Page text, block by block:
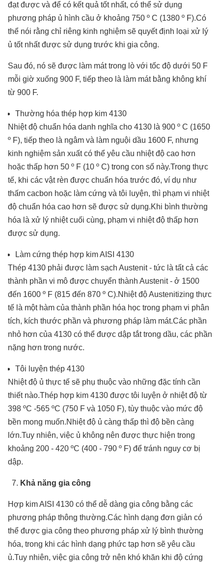
đạt được và để có kết quả tốt nhất, có thể sử dụng
phương pháp ủ hình cầu ở khoảng 750 º C (1380 º F).Có
thể nói rằng chỉ riêng kinh nghiệm sẽ quyết định loại xử lý
ủ tốt nhất được sử dụng trước khi gia công.
Sau đó, nó sẽ được làm mát trong lò với tốc độ dưới 50 F
mỗi giờ xuống 900 F, tiếp theo là làm mát bằng không khí
từ 900 F.
Thường hóa thép hợp kim 4130
Nhiệt độ chuẩn hóa danh nghĩa cho 4130 là 900 º C (1650
º F), tiếp theo là ngâm và làm nguội dầu 1600 F, nhưng
kinh nghiệm sản xuất có thể yêu cầu nhiệt độ cao hơn
hoặc thấp hơn 50 º F (10 º C) trong con số này.Trong thực
tế, khi các vật rèn được chuẩn hóa trước đó, ví dụ như
thấm cacbon hoặc làm cứng và tôi luyện, thì phạm vi nhiệt
độ chuẩn hóa cao hơn sẽ được sử dụng.Khi bình thường
hóa là xử lý nhiệt cuối cùng, phạm vi nhiệt độ thấp hơn
được sử dụng.
Làm cứng thép hợp kim AISI 4130
Thép 4130 phải được làm sạch Austenit - tức là tất cả các
thành phần vi mô được chuyển thành Austenit - ở 1500
đến 1600 º F (815 đến 870 º C).Nhiệt độ Austenitizing thực
tế là một hàm của thành phần hóa học trong phạm vi phân
tích, kích thước phần và phương pháp làm mát.Các phần
nhỏ hơn của 4130 có thể được dập tắt trong dầu, các phần
nặng hơn trong nước.
Tôi luyện thép 4130
Nhiệt độ ủ thực tế sẽ phụ thuộc vào những đặc tính cần
thiết nào.Thép hợp kim 4130 được tôi luyện ở nhiệt độ từ
398 ºC -565 ºC (750 F và 1050 F), tùy thuộc vào mức độ
bền mong muốn.Nhiệt độ ủ càng thấp thì độ bền càng
lớn.Tuy nhiên, việc ủ không nên được thực hiện trong
khoảng 200 - 420 ºC (400 - 790 º F) để tránh nguy cơ bị
dập.
Khả năng gia công
Hợp kim AISI 4130 có thể dễ dàng gia công bằng các
phương pháp thông thường.Các hình dạng đơn giản có
thể được gia công theo phương pháp xử lý bình thường
hóa, trong khi các hình dạng phức tạp hơn sẽ yêu cầu
ủ.Tuy nhiên, việc gia công trở nên khó khăn khi độ cứng